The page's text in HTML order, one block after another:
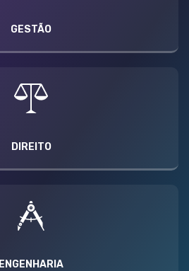
GESTÃO
DIREITO
ENGENHARIA